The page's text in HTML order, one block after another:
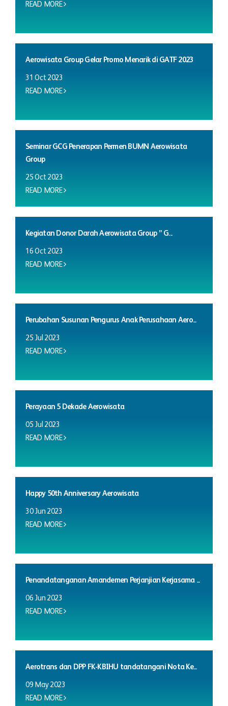
READ MORE
Aerowisata Group Gelar Promo Menarik di GATF 2023
31 Oct 2023
READ MORE
Seminar GCG Penerapan Permen BUMN Aerowisata
Group
25 Oct 2023
READ MORE
Kegiatan Donor Darah Aerowisata Group ” G...
16 Oct 2023
READ MORE
Perubahan Susunan Pengurus Anak Perusahaan Aero...
25 Jul 2023
READ MORE
Perayaan 5 Dekade Aerowisata
05 Jul 2023
READ MORE
Happy 50th Anniversary Aerowisata
30 Jun 2023
READ MORE
Penandatanganan Amandemen Perjanjian Kerjasama ...
06 Jun 2023
READ MORE
Aerotrans dan DPP FK-KBIHU tandatangani Nota Ke...
09 May 2023
READ MORE